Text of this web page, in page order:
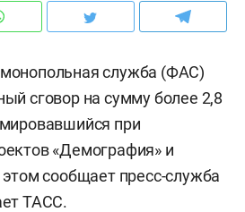
служба (ФАС)
сговор на сумму более 2,8
при
«Демография» и
сообщает пресс-служба
ТАСС.